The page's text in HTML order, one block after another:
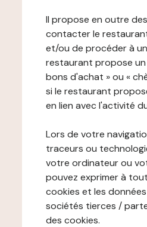
Il propose en outre
contacter le
et/ou de procéder à
restaurant propose un
bons d'achat » ou «
si le restaurant
en lien avec l'activité
Lors de votre
traceurs ou
votre ordinateur ou
pouvez exprimer à
cookies et les
sociétés tierces /
des cookies.